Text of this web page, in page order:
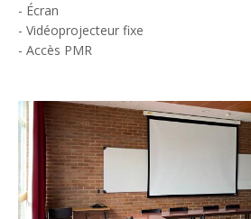
- Écran
- Vidéoprojecteur fixe
- Accès PMR